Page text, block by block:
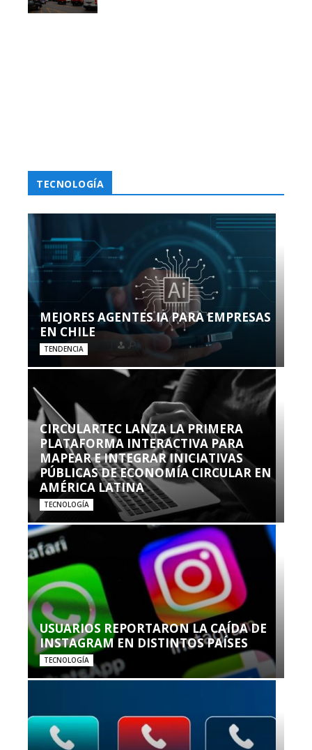
TECNOLOGÍA
MEJORES AGENTES IA PARA EMPRESAS
EN CHILE
TENDENCIA
CIRCULARTEC LANZA LA PRIMERA
PLATAFORMA INTERACTIVA PARA
MAPEAR E INTEGRAR INICIATIVAS
PÚBLICAS DE ECONOMÍA CIRCULAR EN
AMÉRICA LATINA
TECNOLOGÍA
USUARIOS REPORTARON LA CAÍDA DE
INSTAGRAM EN DISTINTOS PAÍSES
TECNOLOGÍA